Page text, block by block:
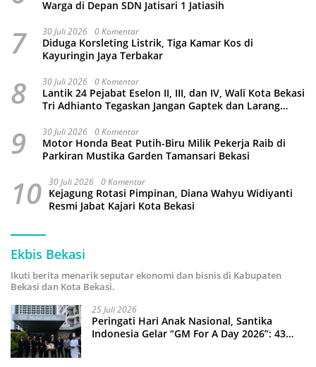
Warga di Depan SDN Jatisari 1 Jatiasih
7 30 Juli 2026 0 Komentar
Diduga Korsleting Listrik, Tiga Kamar Kos di
Kayuringin Jaya Terbakar
8 30 Juli 2026 0 Komentar
Lantik 24 Pejabat Eselon II, III, dan IV, Wali Kota Bekasi
Tri Adhianto Tegaskan Jangan Gaptek dan Larang
9 30 Juli 2026 0 Komentar
Motor Honda Beat Putih-Biru Milik Pekerja Raib di
Parkiran Mustika Garden Tamansari Bekasi
10 30 Juli 2026 0 Komentar
Kejagung Rotasi Pimpinan, Diana Wahyu Widiyanti
Resmi Jabat Kajari Kota Bekasi
Ekbis Bekasi
Ikuti berita menarik seputar ekonomi dan bisnis di Kabupaten
Bekasi dan Kota Bekasi.
25 Juli 2026
Peringati Hari Anak Nasional, Santika
Indonesia Gelar “GM For A Day 2026”: 43